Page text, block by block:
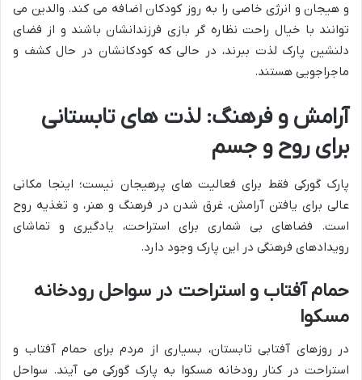
و هیجان و انرژی خاصی را به روز کودکان اضافه می کند. والدین می
توانند با خیال راحت نظاره گر بازی فرزندانشان باشند و از فضای
دلنشین پارک لذت ببرند، در حالی که کودکانشان در حال کشف و
ماجراجویی هستند.
آرامش و فرهنگ: لذت های تابستانی
برای روح و جسم
پارک گورکی فقط برای فعالیت های پرهیجان نیست؛ اینجا مکانی
عالی برای یافتن آرامش، غرق شدن در فرهنگ و هنر، و تغذیه روح
است. فضاهای بی شماری برای استراحت، یادگیری و تماشای
رویدادهای فرهنگی در این پارک وجود دارد.
حمام آفتاب و استراحت در سواحل رودخانه
مسکوا
در روزهای آفتابی تابستان، بسیاری از مردم برای حمام آفتاب و
استراحت در کنار رودخانه مسکوا به پارک گورکی می آیند. سواحل